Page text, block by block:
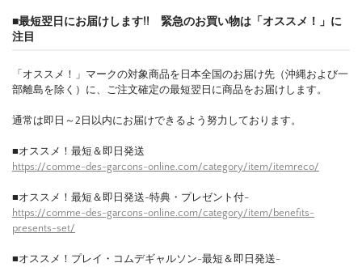
■最短翌日にお届けします!! 緊急のお買い物は「オススメ！」に
注目
「オススメ！」マークの対象商品を日本全国のお届け先（沖縄および一
部離島を除く）に、ご注文確定の最短翌日に商品をお届けします。
通常は即日～2日以内にお届けできるよう努力しております。
■オススメ！最短＆即日発送
https://comme-des-garcons-online.com/category/item/itemreco/
■オススメ！最短＆即日発送-特典・プレゼント付-
https://comme-des-garcons-online.com/category/item/benefits-
presents-set/
■オススメ！プレイ・コムデギャルソン-最短＆即日発送-